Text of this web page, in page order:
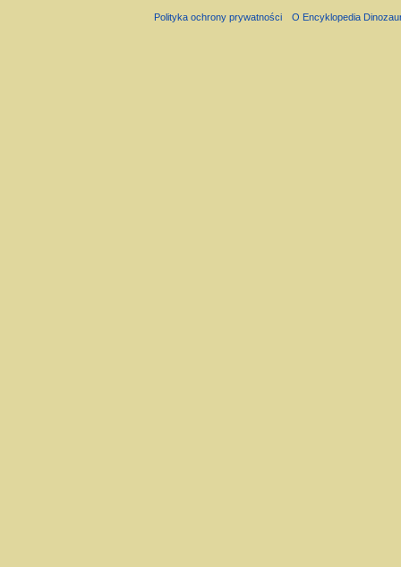
Polityka ochrony prywatności O Encyklopedia